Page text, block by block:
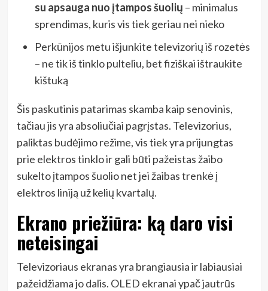
su apsauga nuo įtampos šuolių – minimalus
sprendimas, kuris vis tiek geriau nei nieko
Perkūnijos metu išjunkite televizorių iš rozetės
– ne tik iš tinklo pulteliu, bet fiziškai ištraukite
kištuką
Šis paskutinis patarimas skamba kaip senovinis,
tačiau jis yra absoliučiai pagrįstas. Televizorius,
paliktas budėjimo režime, vis tiek yra prijungtas
prie elektros tinklo ir gali būti pažeistas žaibo
sukelto įtampos šuolio net jei žaibas trenkė į
elektros liniją už kelių kvartalų.
Ekrano priežiūra: ką daro visi
neteisingai
Televizoriaus ekranas yra brangiausia ir labiausiai
pažeidžiama jo dalis. OLED ekranai ypač jautrūs